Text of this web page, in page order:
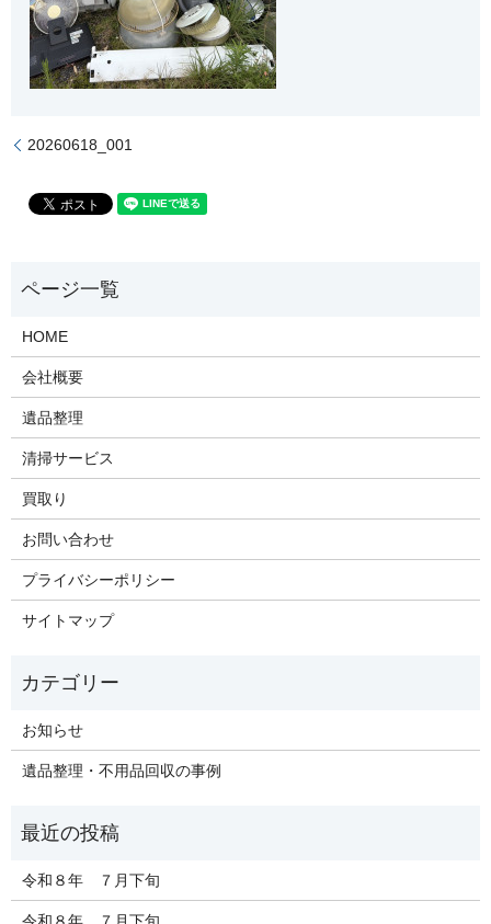
20260618_001
HOME
会社概要
遺品整理
清掃サービス
買取り
お問い合わせ
プライバシーポリシー
サイトマップ
お知らせ
遺品整理・不用品回収の事例
令和８年 ７月下旬
令和８年 ７月下旬